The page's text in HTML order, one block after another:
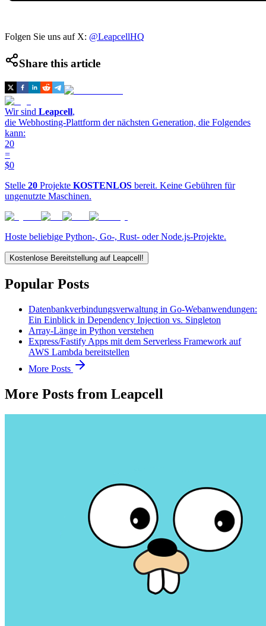
Folgen Sie uns auf X: @LeapcellHQ
Share this article
Wir sind Leapcell,
die Webhosting-Plattform der nächsten Generation, die Folgendes
kann:
20
=
$0
Stelle 20 Projekte KOSTENLOS bereit. Keine Gebühren für
ungenutzte Maschinen.
Hoste beliebige Python-, Go-, Rust- oder Node.js-Projekte.
Kostenlose Bereitstellung auf Leapcell!
Popular Posts
Datenbankverbindungsverwaltung in Go-Webanwendungen:
Ein Einblick in Dependency Injection vs. Singleton
Array-Länge in Python verstehen
Express/Fastify Apps mit dem Serverless Framework auf
AWS Lambda bereitstellen
More Posts
More Posts from Leapcell